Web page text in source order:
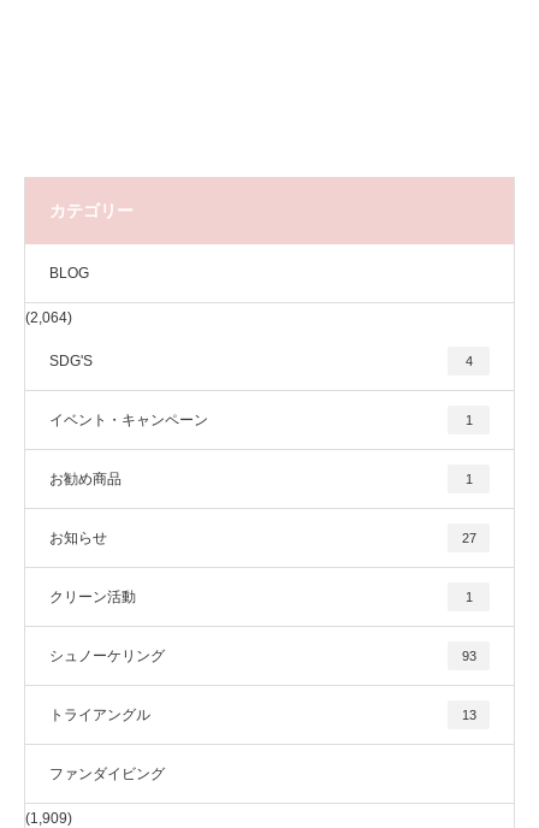
カテゴリー
BLOG
(2,064)
SDG'S 4
イベント・キャンペーン 1
お勧め商品 1
お知らせ 27
クリーン活動 1
シュノーケリング 93
トライアングル 13
ファンダイビング
(1,909)